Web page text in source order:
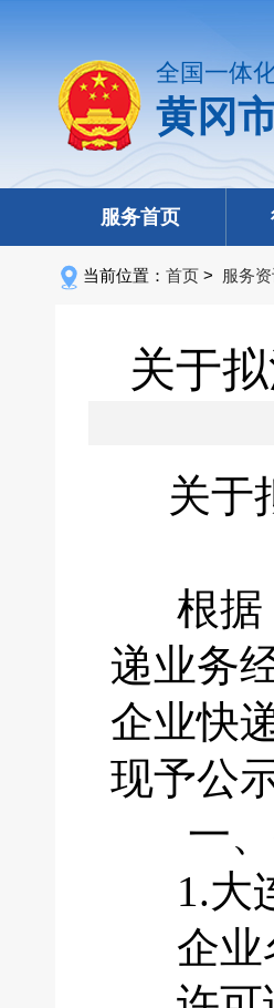
全国一体
黄冈
服务首页
当前位置： 首页 > 服务
关于
关于
根据
递业务
企业快
现予公示
一、
1.大
企业